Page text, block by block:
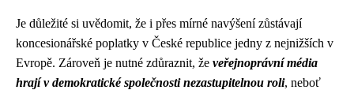
Je důležité si uvědomit, že i přes mírné navýšení zůstávají
koncesionářské poplatky v České republice jedny z nejnižších v
Evropě. Zároveň je nutné zdůraznit, že veřejnoprávní média
hrají v demokratické společnosti nezastupitelnou roli, neboť